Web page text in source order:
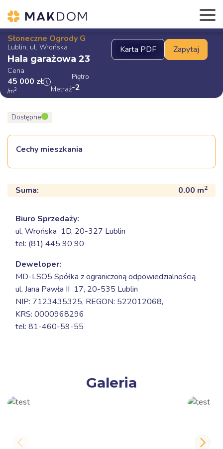
Słoneczne Ogrody G
Lublin, ul. Wrońska
Hala garażowa 23
Cena
45 000 zł
/m2 Metraż
Piętro
-2
Dostępne
Cechy mieszkania
Suma: 0.00 m2
Biuro Sprzedaży:
ul. Wrońska 1D, 20-327 Lublin
tel: (81) 445 90 90
Deweloper:
MD-LSO5 Spółka z ograniczoną odpowiedzialnością
ul. Jana Pawła II 17, 20-535 Lublin
NIP: 7123435325, REGON: 522012068,
KRS: 0000968296
tel: 81-460-59-55
Galeria